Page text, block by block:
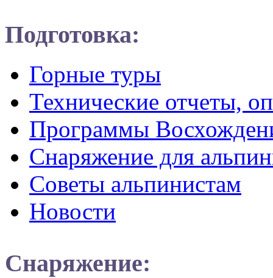
Подготовка:
Горные туры
Технические отчеты,
Программы
Снаряжение для
Советы альпинистам
Новости
Снаряжение: